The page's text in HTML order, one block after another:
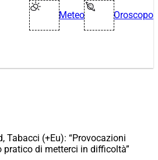
Meteo Oroscopo
Tabacci (+Eu): “Provocazioni
di metterci in difficoltà”